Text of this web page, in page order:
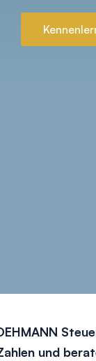
und